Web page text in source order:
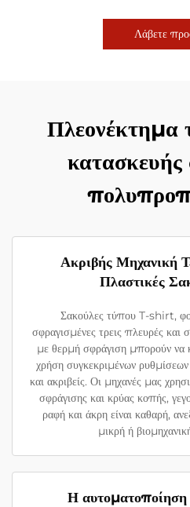
Λάβετε
Πλεονέκτημα
Ακριβής Μηχανική
Πλαστικές
Σακούλες τύπου T-shirt,
σφραγισμένες τρεις πλευρές και
με θερμή σφράγιση μπορούν να
χρήση συγκεκριμένων
και ακριβείς. Οι μηχανές μας
σφράγισης και κρύας κοπής,
ραφή και άκρη είναι καθαρή,
μικρή ή
Η